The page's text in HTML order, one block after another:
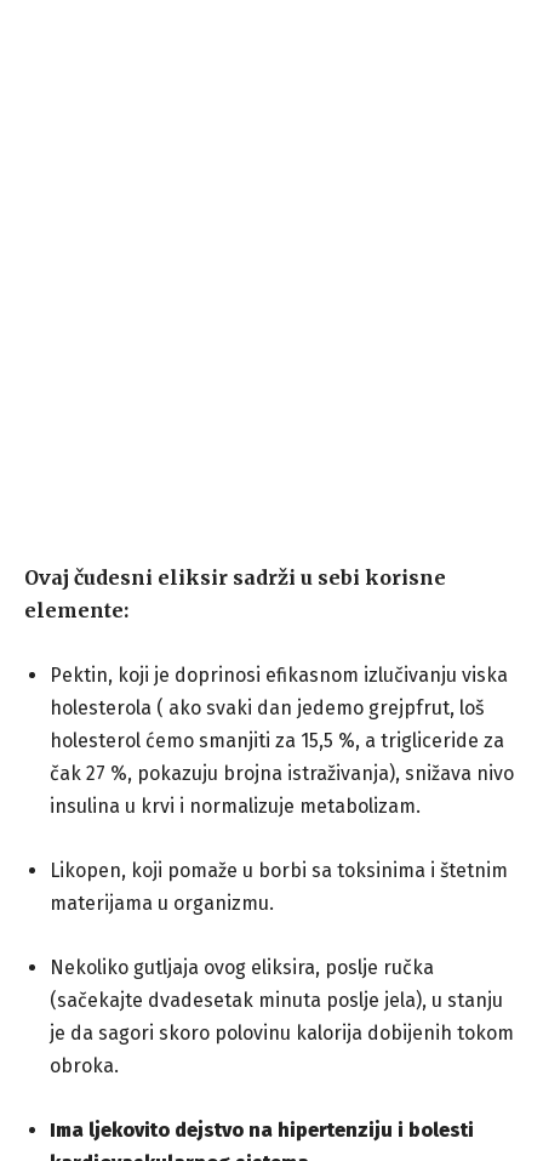
Ovaj čudesni eliksir sadrži u sebi korisne
elemente:
Pektin, koji je doprinosi efikasnom izlučivanju viska
holesterola ( ako svaki dan jedemo grejpfrut, loš
holesterol ćemo smanjiti za 15,5 %, a trigliceride za
čak 27 %, pokazuju brojna istraživanja), snižava nivo
insulina u krvi i normalizuje metabolizam.
Likopen, koji pomaže u borbi sa toksinima i štetnim
materijama u organizmu.
Nekoliko gutljaja ovog eliksira, poslje ručka
(sačekajte dvadesetak minuta poslje jela), u stanju
je da sagori skoro polovinu kalorija dobijenih tokom
obroka.
Ima ljekovito dejstvo na hipertenziju i bolesti